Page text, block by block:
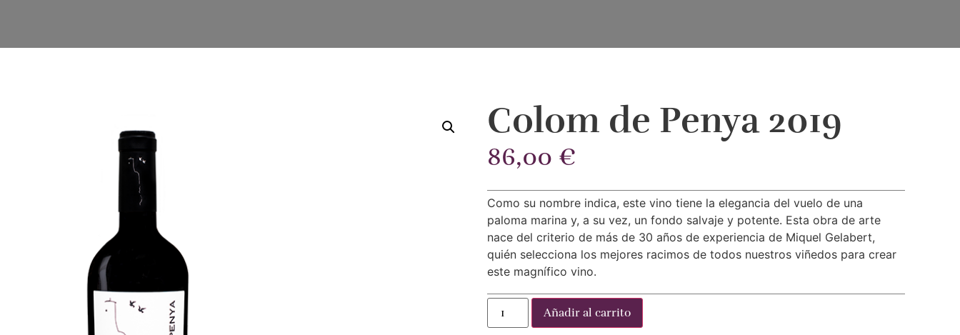
Colom de Penya 2019
86,00 €
Como su nombre indica, este vino tiene la elegancia del vuelo de una
paloma marina y, a su vez, un fondo salvaje y potente. Esta obra de arte
nace del criterio de más de 30 años de experiencia de Miquel Gelabert,
quién selecciona los mejores racimos de todos nuestros viñedos para crear
este magnífico vino.
Añadir al carrito